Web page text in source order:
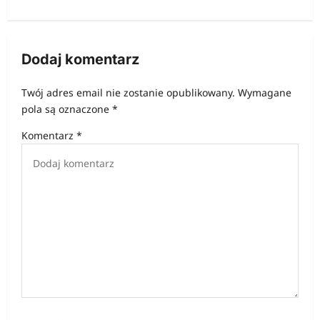
c
a
w
p
Dodaj komentarz
Twój adres email nie zostanie opublikowany. Wymagane
pola są oznaczone *
Komentarz *